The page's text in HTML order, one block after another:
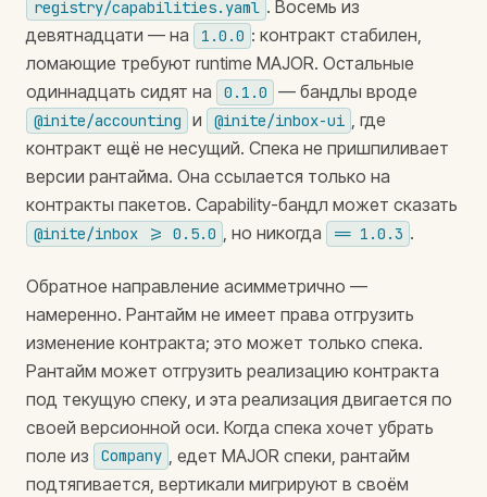
registry/capabilities.yaml . Восемь из
девятнадцати — на
1.0.0 : контракт стабилен,
ломающие требуют runtime MAJOR. Остальные
одиннадцать сидят на
0.1.0 — бандлы вроде
@inite/accounting и @inite/inbox-ui , где
контракт ещё не несущий. Спека не пришпиливает
версии рантайма. Она ссылается только на
контракты пакетов. Capability-бандл может сказать
@inite/inbox >= 0.5.0 , но никогда == 1.0.3 .
Обратное направление асимметрично —
намеренно. Рантайм не имеет права отгрузить
изменение контракта; это может только спека.
Рантайм может отгрузить реализацию контракта
под текущую спеку, и эта реализация двигается по
своей версионной оси. Когда спека хочет убрать
поле из
Company
, едет MAJOR спеки, рантайм
подтягивается, вертикали мигрируют в своём